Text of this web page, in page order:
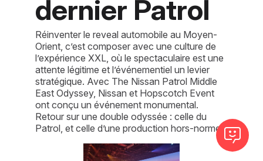
dernier Patrol
Réinventer le reveal automobile au Moyen-
Orient, c’est composer avec une culture de
l’expérience XXL, où le spectaculaire est une
attente légitime et l’événementiel un levier
stratégique. Avec The Nissan Patrol Middle
East Odyssey, Nissan et Hopscotch Event
ont conçu un événement monumental.
Retour sur une double odyssée : celle du
Patrol, et celle d’une production hors-norme.